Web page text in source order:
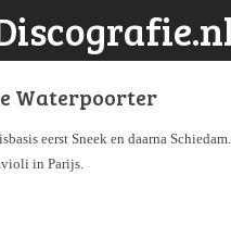
Waterpoorter
eerst Sneek en daarna
in Parijs.